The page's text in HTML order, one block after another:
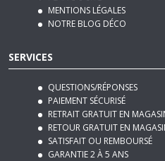
SERVICES
QUESTIONS/RÉPONSES
PAIEMENT SÉCURISÉ
RETRAIT GRATUIT EN MAGASIN
RETOUR GRATUIT EN MAGASIN
SATISFAIT OU REMBOURSÉ
GARANTIE 2 À 5 ANS
AIDE & CONTACT
NOTRE SERVICE APRÈS VENTE